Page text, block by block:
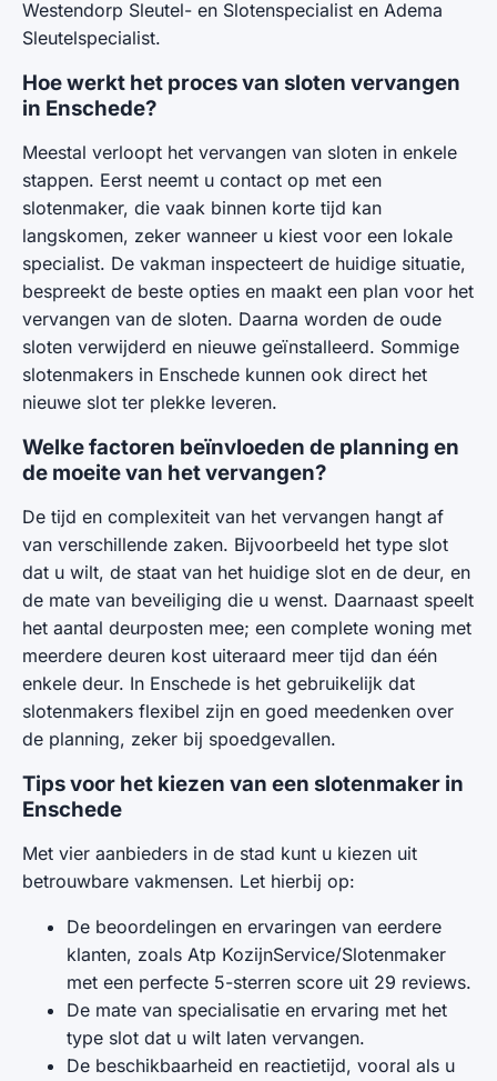
Westendorp Sleutel- en Slotenspecialist en Adema
Sleutelspecialist.
Hoe werkt het proces van sloten vervangen
in Enschede?
Meestal verloopt het vervangen van sloten in enkele
stappen. Eerst neemt u contact op met een
slotenmaker, die vaak binnen korte tijd kan
langskomen, zeker wanneer u kiest voor een lokale
specialist. De vakman inspecteert de huidige situatie,
bespreekt de beste opties en maakt een plan voor het
vervangen van de sloten. Daarna worden de oude
sloten verwijderd en nieuwe geïnstalleerd. Sommige
slotenmakers in Enschede kunnen ook direct het
nieuwe slot ter plekke leveren.
Welke factoren beïnvloeden de planning en
de moeite van het vervangen?
De tijd en complexiteit van het vervangen hangt af
van verschillende zaken. Bijvoorbeeld het type slot
dat u wilt, de staat van het huidige slot en de deur, en
de mate van beveiliging die u wenst. Daarnaast speelt
het aantal deurposten mee; een complete woning met
meerdere deuren kost uiteraard meer tijd dan één
enkele deur. In Enschede is het gebruikelijk dat
slotenmakers flexibel zijn en goed meedenken over
de planning, zeker bij spoedgevallen.
Tips voor het kiezen van een slotenmaker in
Enschede
Met vier aanbieders in de stad kunt u kiezen uit
betrouwbare vakmensen. Let hierbij op:
De beoordelingen en ervaringen van eerdere
klanten, zoals Atp KozijnService/Slotenmaker
met een perfecte 5-sterren score uit 29 reviews.
De mate van specialisatie en ervaring met het
type slot dat u wilt laten vervangen.
De beschikbaarheid en reactietijd, vooral als u